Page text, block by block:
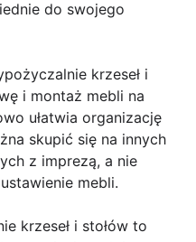
do swojego
krzeseł i
i montaż mebli na
ułatwia organizację
skupić się na innych
z imprezą, a nie
mebli.
krzeseł i stołów to